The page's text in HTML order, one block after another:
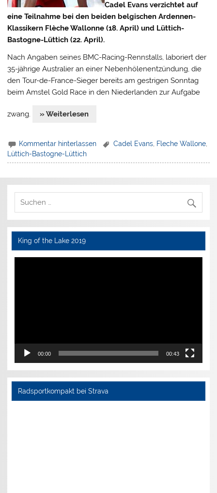
Cadel Evans verzichtet auf
eine Teilnahme bei den beiden belgischen Ardennen-
Klassikern Flèche Wallonne (18. April) und Lüttich-
Bastogne-Lüttich (22. April).
Nach Angaben seines BMC-Racing-Rennstalls, laboriert der
35-jährige Australier an einer Nebenhölenentzündung, die
den Tour-de-France-Sieger bereits am gestrigen Sonntag
beim Amstel Gold Race in den Niederlanden zur Aufgabe
zwang. » Weiterlesen
Kommentar hinterlassen Cadel Evans Fleche Wallone
Lüttich-Bastogne-Lüttich
King of the Lake 2019
Video-
00:00 00:43
Radsportkompakt bei Strava